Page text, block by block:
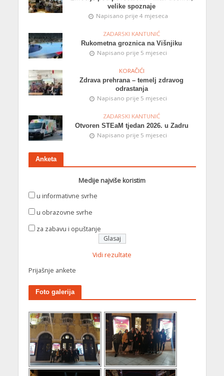
velike spoznaje
Napisano prije 4 mjeseca
ZADARSKI KANTUNIĆ
Rukometna groznica na Višnjiku
Napisano prije 5 mjeseci
KORAČIĆI
Zdrava prehrana – temelj zdravog
odrastanja
Napisano prije 5 mjeseci
ZADARSKI KANTUNIĆ
Otvoren STEaM tjedan 2026. u Zadru
Napisano prije 5 mjeseci
Anketa
Medije najviše koristim
u informativne svrhe
u obrazovne svrhe
za zabavu i opuštanje
Vidi rezultate
Prijašnje ankete
Foto galerija